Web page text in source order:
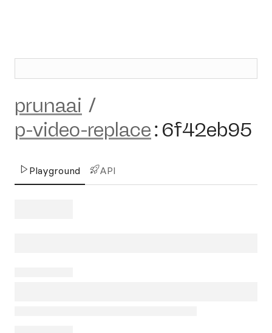
prunaai /
p-video-replace: 6f42eb95
Playground API